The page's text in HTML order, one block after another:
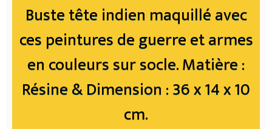
Buste tête indien maquillé avec
ces peintures de guerre et armes
en couleurs sur socle. Matière :
Résine & Dimension : 36 x 14 x 10
cm.